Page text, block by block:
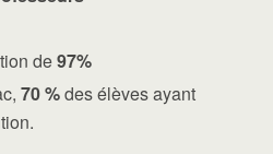
de97%
70 %des élèves ayant